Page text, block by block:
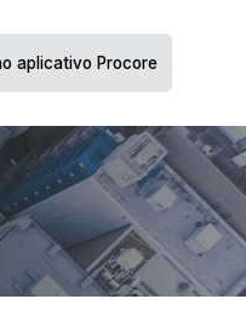
aplicativo Procore